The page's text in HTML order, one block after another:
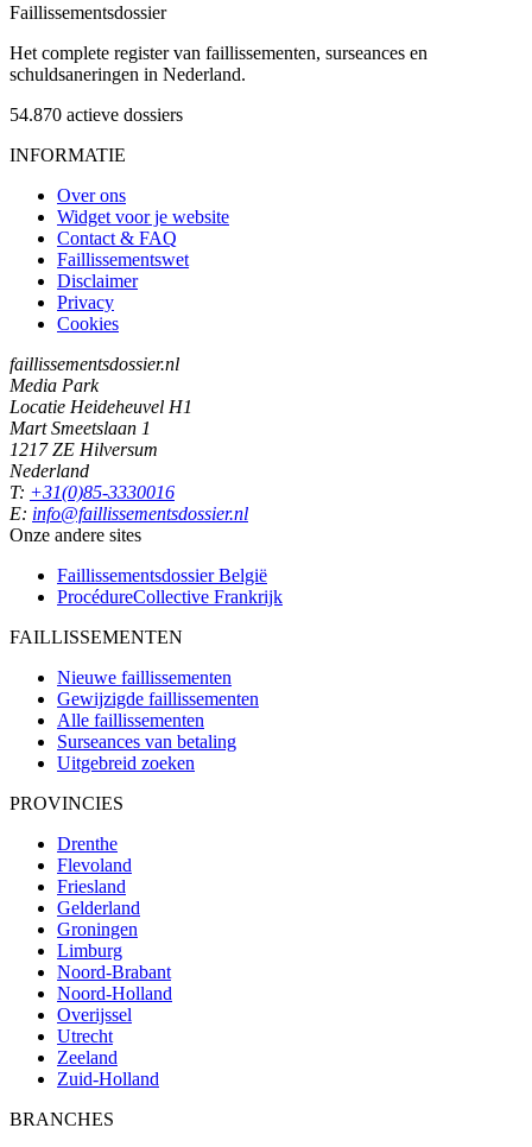
Faillissementsdossier
Het complete register van faillissementen, surseances en
schuldsaneringen in Nederland.
54.870 actieve dossiers
INFORMATIE
Over ons
Widget voor je website
Contact & FAQ
Faillissementswet
Disclaimer
Privacy
Cookies
faillissementsdossier.nl
Media Park
Locatie Heideheuvel H1
Mart Smeetslaan 1
1217 ZE Hilversum
Nederland
T: +31(0)85-3330016
E: info@faillissementsdossier.nl
Onze andere sites
Faillissementsdossier België
ProcédureCollective Frankrijk
FAILLISSEMENTEN
Nieuwe faillissementen
Gewijzigde faillissementen
Alle faillissementen
Surseances van betaling
Uitgebreid zoeken
PROVINCIES
Drenthe
Flevoland
Friesland
Gelderland
Groningen
Limburg
Noord-Brabant
Noord-Holland
Overijssel
Utrecht
Zeeland
Zuid-Holland
BRANCHES